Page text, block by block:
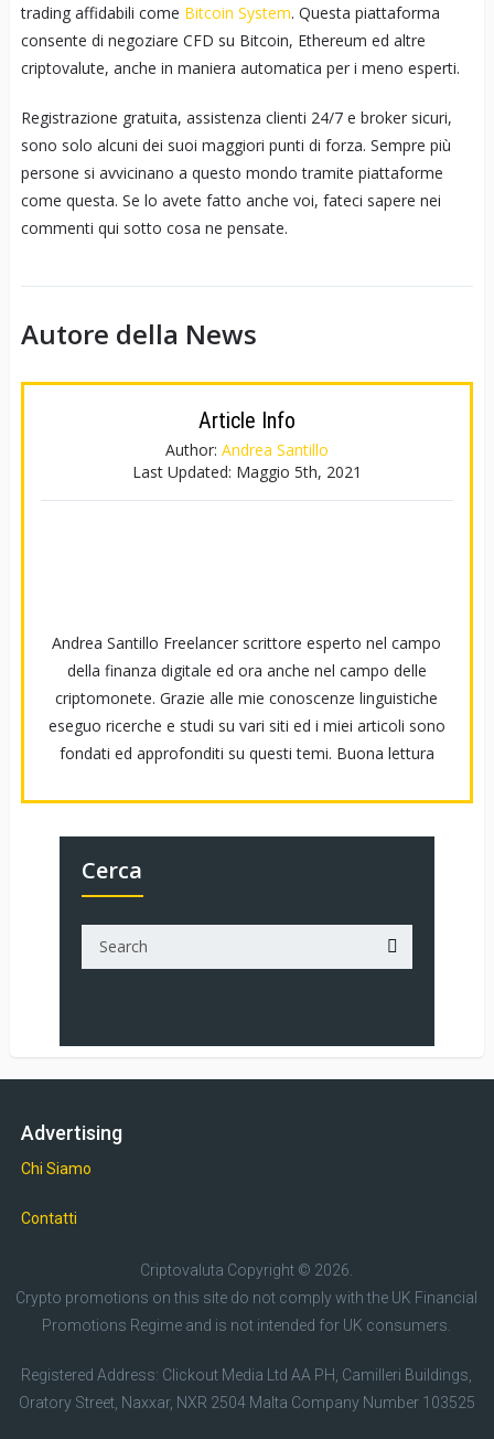
trading affidabili come Bitcoin System. Questa piattaforma
consente di negoziare CFD su Bitcoin, Ethereum ed altre
criptovalute, anche in maniera automatica per i meno esperti.
Registrazione gratuita, assistenza clienti 24/7 e broker sicuri,
sono solo alcuni dei suoi maggiori punti di forza. Sempre più
persone si avvicinano a questo mondo tramite piattaforme
come questa. Se lo avete fatto anche voi, fateci sapere nei
commenti qui sotto cosa ne pensate.
Autore della News
Article Info
Author: Andrea Santillo
Last Updated: Maggio 5th, 2021
Andrea Santillo Freelancer scrittore esperto nel campo
della finanza digitale ed ora anche nel campo delle
criptomonete. Grazie alle mie conoscenze linguistiche
eseguo ricerche e studi su vari siti ed i miei articoli sono
fondati ed approfonditi su questi temi. Buona lettura
Cerca
Advertising
Chi Siamo
Contatti
Criptovaluta Copyright © 2026.
Crypto promotions on this site do not comply with the UK Financial
Promotions Regime and is not intended for UK consumers.
Registered Address: Clickout Media Ltd AA PH, Camilleri Buildings,
Oratory Street, Naxxar, NXR 2504 Malta Company Number 103525